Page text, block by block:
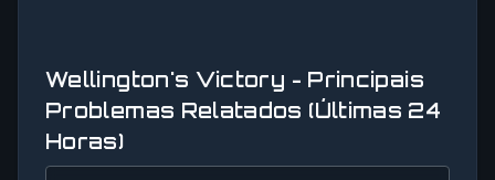
Wellington's Victory - Principais
Problemas Relatados (Últimas 24
Horas)